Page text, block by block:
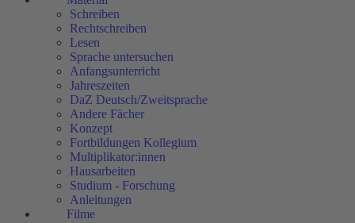
Schreiben
Rechtschreiben
Lesen
Sprache untersuchen
Anfangsunterricht
Jahreszeiten
DaZ Deutsch/Zweitsprache
Andere Fächer
Konzept
Fortbildungen Kollegium
Multiplikator:innen
Hausarbeiten
Studium - Forschung
Anleitungen
Filme